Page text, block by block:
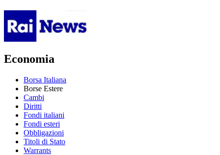
Economia
Borsa Italiana
Borse Estere
Cambi
Diritti
Fondi italiani
Fondi esteri
Obbligazioni
Titoli di Stato
Warrants